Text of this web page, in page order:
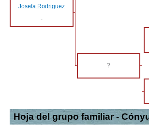
Josefa Rodriguez
-
?
Hoja del grupo familiar -